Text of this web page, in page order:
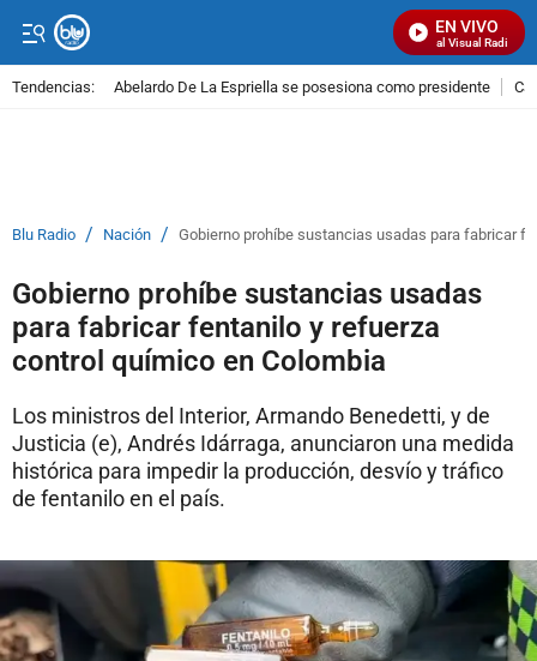
EN VIVO
Señal Visual Radio
Tendencias: Abelardo De La Espriella se posesiona como presidente
Blu Radio / Nación / Gobierno prohíbe sustancias usadas para fabricar
Gobierno prohíbe sustancias usadas
para fabricar fentanilo y refuerza
control químico en Colombia
Los ministros del Interior, Armando Benedetti, y de
Justicia (e), Andrés Idárraga, anunciaron una medida
histórica para impedir la producción, desvío y tráfico
de fentanilo en el país.